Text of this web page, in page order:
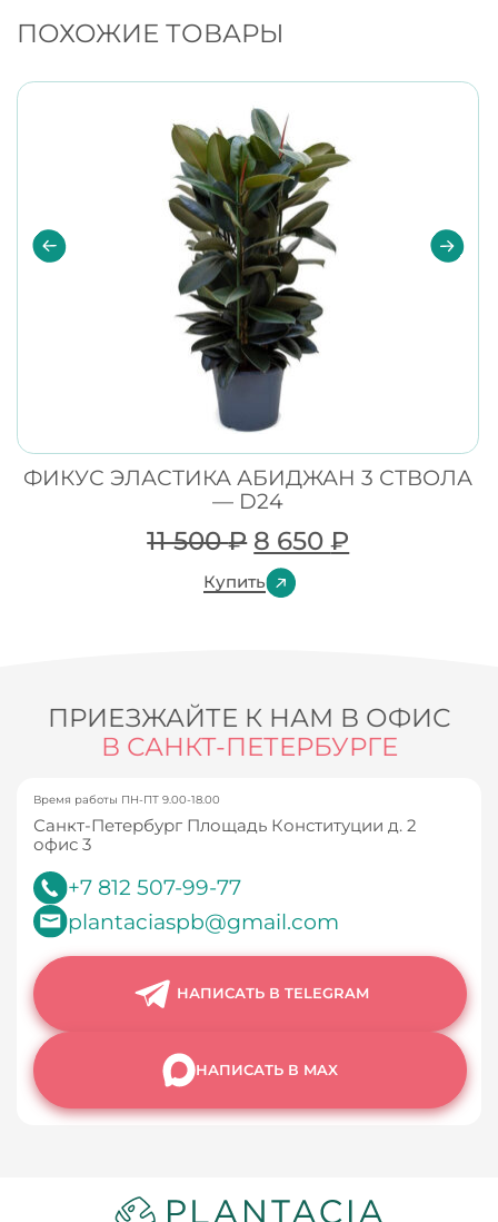
ПОХОЖИЕ ТОВАРЫ
ФИКУС ЭЛАСТИКА АБИДЖАН 3 СТВОЛА
— D24
11 500₽ 8 650₽
Купить
ПРИЕЗЖАЙТЕ К НАМ В ОФИС
В САНКТ-ПЕТЕРБУРГЕ
Время работы ПН-ПТ 9.00-18.00
Санкт-Петербург Площадь Конституции д. 2
офис 3
+7 812 507-99-77
plantaciaspb@gmail.com
НАПИСАТЬ В TELEGRAM
НАПИСАТЬ В MAX